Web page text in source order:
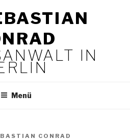
IN
Menü
CONRAD